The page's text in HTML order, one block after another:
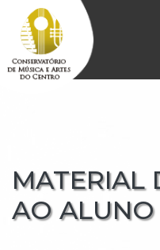
MATERIAL
AO ALUNO